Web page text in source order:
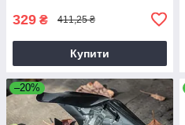
329 ₴ 411,25 ₴
Купити
–20%